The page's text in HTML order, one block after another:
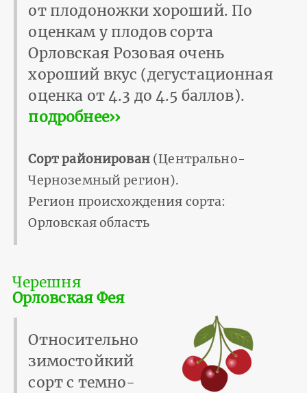
от плодоножки хороший. По
оценкам у плодов сорта
Орловская Розовая очень
хороший вкус (дегустационная
оценка от 4.3 до 4.5 баллов).
подробнее››
Сорт районирован(Центрально-
Черноземный регион).
Регион происхождения сорта:
Орловская область
Черешня
Орловская Фея
Относительно
зимостойкий
сорт с темно-